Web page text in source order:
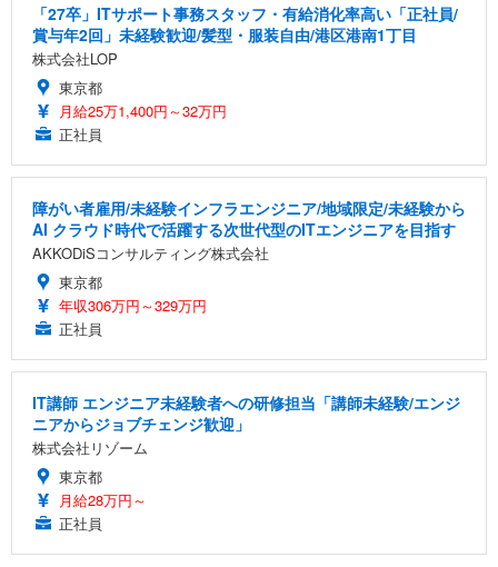
「27卒」ITサポート事務スタッフ・有給消化率高い「正社員/
賞与年2回」未経験歓迎/髪型・服装自由/港区港南1丁目
株式会社LOP
東京都
月給25万1,400円～32万円
正社員
障がい者雇用/未経験インフラエンジニア/地域限定/未経験から
AI クラウド時代で活躍する次世代型のITエンジニアを目指す
AKKODiSコンサルティング株式会社
東京都
年収306万円～329万円
正社員
IT講師 エンジニア未経験者への研修担当「講師未経験/エンジ
ニアからジョブチェンジ歓迎」
株式会社リゾーム
東京都
月給28万円～
正社員